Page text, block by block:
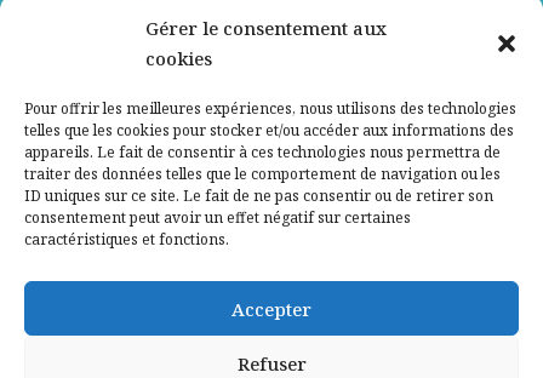
Gérer le consentement aux
cookies
Pour offrir les meilleures expériences, nous utilisons des technologies
telles que les cookies pour stocker et/ou accéder aux informations des
appareils. Le fait de consentir à ces technologies nous permettra de
traiter des données telles que le comportement de navigation ou les
ID uniques sur ce site. Le fait de ne pas consentir ou de retirer son
consentement peut avoir un effet négatif sur certaines
caractéristiques et fonctions.
Accepter
Refuser
Contactez-nous
Mentions légales
Politique de confidentialité